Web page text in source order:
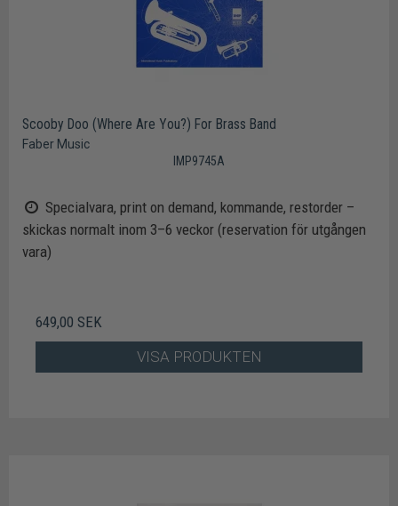
Scooby Doo (Where Are You?) For Brass Band
Faber Music
IMP9745A
Specialvara, print on demand, kommande, restorder –
skickas normalt inom 3–6 veckor (reservation för utgången
vara)
649,00 SEK
VISA PRODUKTEN